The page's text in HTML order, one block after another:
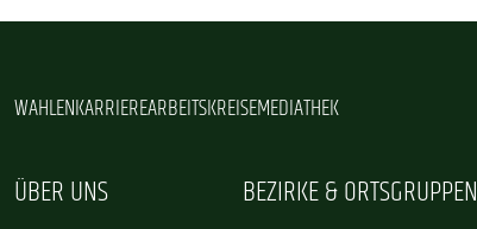
WAHLENKARRIEREARBEITSKREISEMEDIATHEK
ÜBER UNS BEZIRKE & ORTSGRUPPEN